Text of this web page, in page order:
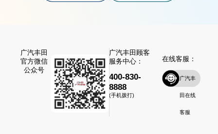
广汽丰田
官方微信
公众号
广汽丰田顾客
服务中心：
400-830-
8888
(手机拨打)
在线客服：
广汽丰
田在线
客服